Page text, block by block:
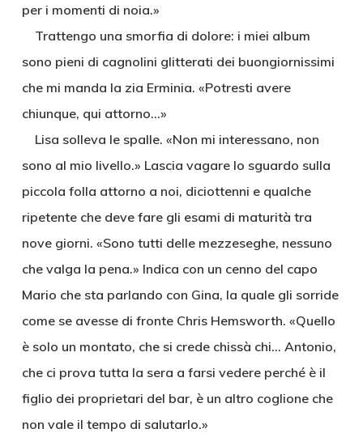
per i momenti di noia.»
Trattengo una smorfia di dolore: i miei album
sono pieni di cagnolini glitterati dei buongiornissimi
che mi manda la zia Erminia. «Potresti avere
chiunque, qui attorno…»
Lisa solleva le spalle. «Non mi interessano, non
sono al mio livello.» Lascia vagare lo sguardo sulla
piccola folla attorno a noi, diciottenni e qualche
ripetente che deve fare gli esami di maturità tra
nove giorni. «Sono tutti delle mezzeseghe, nessuno
che valga la pena.» Indica con un cenno del capo
Mario che sta parlando con Gina, la quale gli sorride
come se avesse di fronte Chris Hemsworth. «Quello
è solo un montato, che si crede chissà chi… Antonio,
che ci prova tutta la sera a farsi vedere perché è il
figlio dei proprietari del bar, è un altro coglione che
non vale il tempo di salutarlo.»